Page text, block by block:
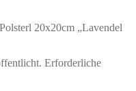
20x20cm „Lavendel
Erforderliche